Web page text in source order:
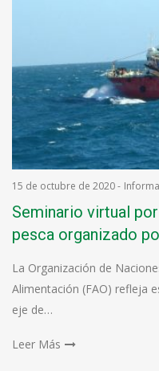
15 de octubre de 2020-
Seminario virtual
pesca organizado
La Organización de
Alimentación (FAO) refleja
eje de…
Leer Más